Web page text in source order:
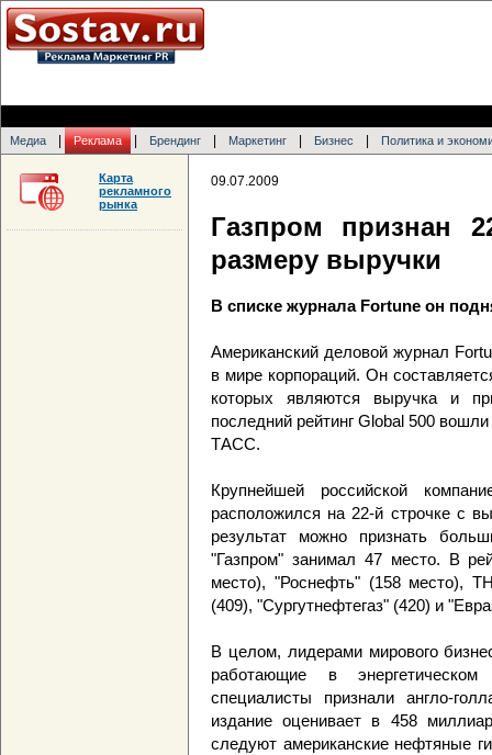
Медиа Реклама Брендинг Маркетинг Бизнес Политика и
09.07.2009
Газпром признан
размеру выручки
В списке журнала Fortune он
Американский деловой журнал
в мире корпораций. Он
которых являются выручка и
последний рейтинг Global 500
ТАСС.
Крупнейшей российской
расположился на 22-й строчке с
результат можно признать
"Газпром" занимал 47 место. В
место), "Роснефть" (158 место),
(409), "Сургутнефтегаз" (420) и
В целом, лидерами мирового
работающие в
специалисты признали англо-
издание оценивает в 458
следуют американские нефтяные
Карта
рекламного
рынка